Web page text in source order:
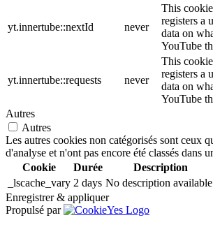
yt.innertube::nextId never
This
registers a
data on
YouTube
yt.innertube::requests never
This
registers a
data on
YouTube
Autres
Autres
Les autres cookies non catégorisés sont ceux
d'analyse et n'ont pas encore été classés dans
Cookie
Durée
Description
_lscache_vary 2 days No description
Enregistrer & appliquer
Propulsé par